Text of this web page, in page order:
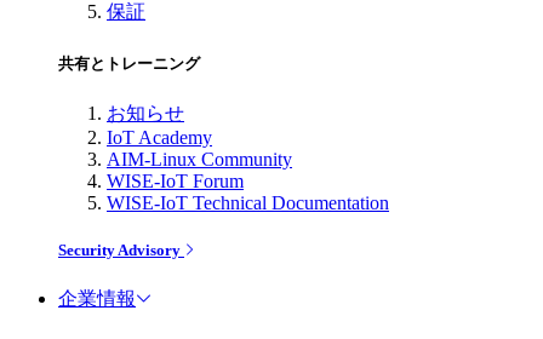
保証
共有とトレーニング
お知らせ
IoT Academy
AIM-Linux Community
WISE-IoT Forum
WISE-IoT Technical Documentation
Security Advisory
企業情報